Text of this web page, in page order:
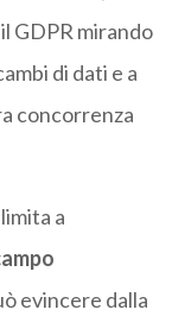
GDPR mirando
di dati e a
concorrenza
a
evincere dalla